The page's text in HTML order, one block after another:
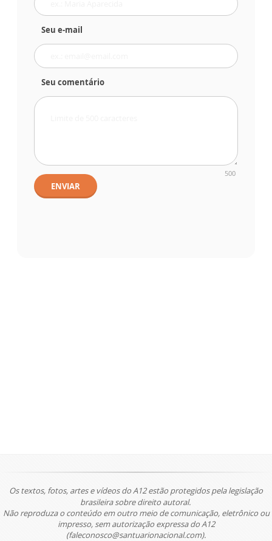
Seu e-mail
Seu comentário
500
ENVIAR
Os textos, fotos, artes e vídeos do A12 estão protegidos pela legislação
brasileira sobre direito autoral.
Não reproduza o conteúdo em outro meio de comunicação, eletrônico ou
impresso, sem autorização expressa do A12
(faleconosco@santuarionacional.com).